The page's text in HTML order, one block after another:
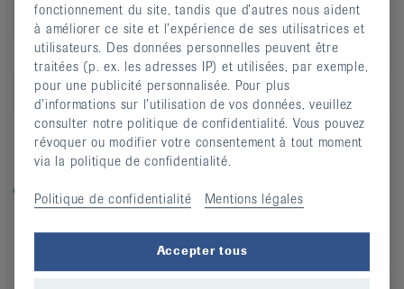
Adresse
Rue de la Treille 4
CP
2000
Lieu
Neuchâtel
S’inscrire
Légende
Dans les cours labellisés «equilibre-en-marche.ch», vous
entraînez la force, l’équilibre et la dynamique et prévenez
ainsi les chutes.
fonctionnement du site, tandis que d’autres nous aident
à améliorer ce site et l’expérience de ses utilisatrices et
utilisateurs. Des données personnelles peuvent être
traitées (p. ex. les adresses IP) et utilisées, par exemple,
pour une publicité personnalisée. Pour plus
d’informations sur l’utilisation de vos données, veuillez
consulter notre politique de confidentialité. Vous pouvez
révoquer ou modifier votre consentement à tout moment
via la politique de confidentialité.
Politique de confidentialité Mentions légales
Accepter tous